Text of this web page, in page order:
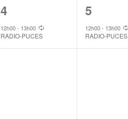
1
event,
4
12h00- 13h00
RADIO-PUCES
1
event,
5
12h00- 13h00
RADIO-PUCES